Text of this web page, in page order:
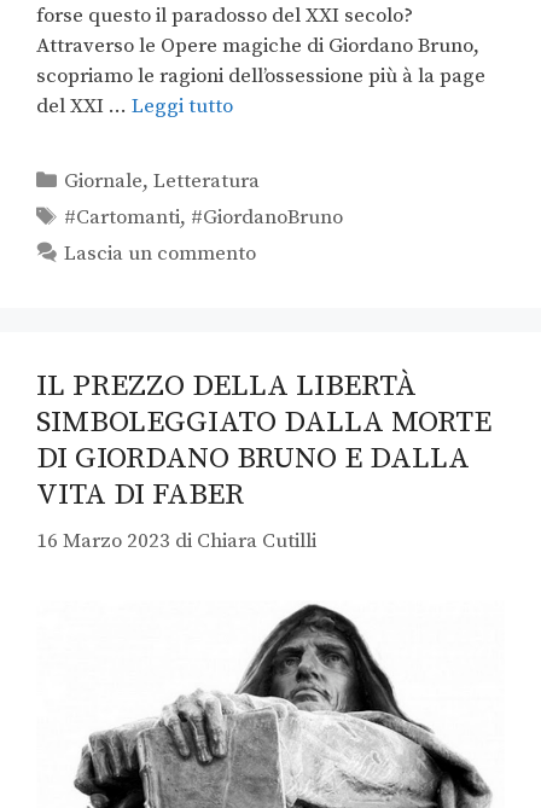
forse questo il paradosso del XXI secolo?
Attraverso le Opere magiche di Giordano Bruno,
scopriamo le ragioni dell’ossessione più à la page
del XXI … Leggi tutto
Giornale,Letteratura
#Cartomanti, #GiordanoBruno
Lascia un commento
IL PREZZO DELLA LIBERTÀ
SIMBOLEGGIATO DALLA MORTE
DI GIORDANO BRUNO E DALLA
VITA DI FABER
16 Marzo 2023 di Chiara Cutilli